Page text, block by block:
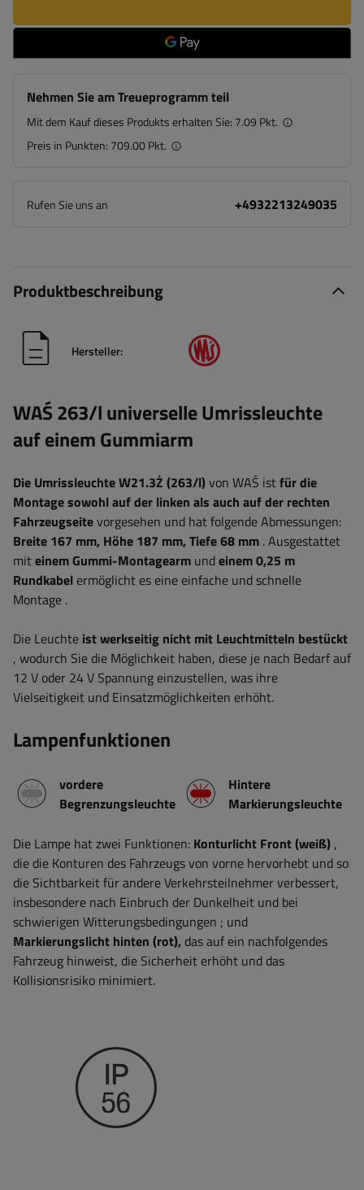
Nehmen Sie am Treueprogramm teil
Mit dem Kauf dieses Produkts erhalten Sie: 7.09 Pkt.
Preis in Punkten: 709.00 Pkt.
Rufen Sie uns an +4932213249035
Produktbeschreibung
Hersteller:
WAŚ 263/l universelle Umrissleuchte
auf einem Gummiarm
Die Umrissleuchte W21.3Ż (263/l)von WAŚ istfür die
Montage sowohl auf der linken als auch auf der rechten
Fahrzeugseitevorgesehen und hat folgende Abmessungen:
Breite 167 mm, Höhe 187 mm, Tiefe 68 mm .Ausgestattet
miteinem Gummi-Montagearm undeinem 0,25 m
Rundkabel ermöglicht es eine einfache und schnelle
Montage .
Die Leuchte ist werkseitig nicht mit Leuchtmitteln bestückt
, wodurch Sie die Möglichkeit haben, diese je nach Bedarf auf
12 V oder 24 V Spannung einzustellen, was ihre
Vielseitigkeit und Einsatzmöglichkeiten erhöht.
Lampenfunktionen
vordere
Begrenzungsleuchte
Hintere
Markierungsleuchte
Die Lampe hat zwei Funktionen: Konturlicht Front (weiß) ,
die die Konturen des Fahrzeugs von vorne hervorhebt und so
die Sichtbarkeit für andere Verkehrsteilnehmer verbessert,
insbesondere nach Einbruch der Dunkelheit und bei
schwierigen Witterungsbedingungen ; und
Markierungslicht hinten (rot), das auf ein nachfolgendes
Fahrzeug hinweist, die Sicherheit erhöht und das
Kollisionsrisiko minimiert.